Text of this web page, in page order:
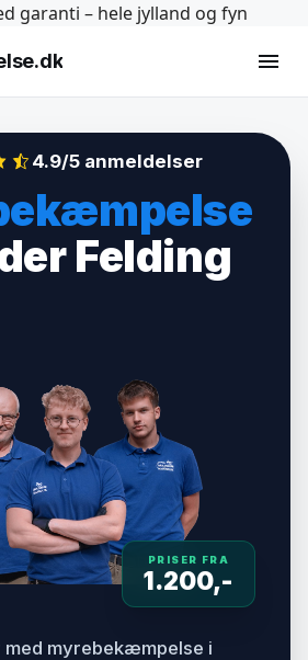
garanti – hele jylland og fyn
menu
4.9/5 anmeldelser
Felding
PRISER FRA
1.200,-
myrebekæmpelse i